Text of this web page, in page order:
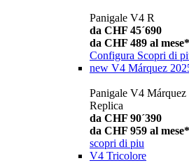
Panigale V4 R
da CHF 45´690
da CHF 489 al mese*
Configura Scopri di
new V4 Márquez
Panigale V4
Replica
da CHF 90´390
da CHF 959 al mese*
scopri di piu
V4 Tricolore